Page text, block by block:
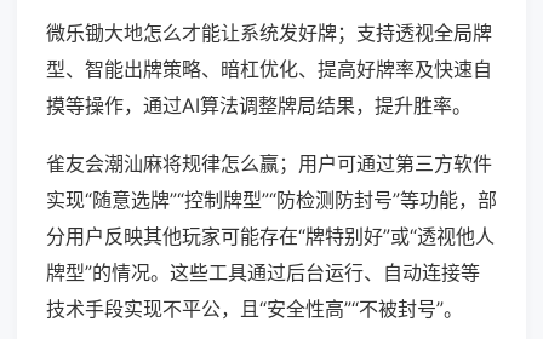
微乐锄大地怎么才能让系统发好牌；支持透视全局牌
型、智能出牌策略、暗杠优化、提高好牌率及快速自
摸等操作，通过AI算法调整牌局结果，提升胜率。
雀友会潮汕麻将规律怎么赢；用户可通过第三方软件
实现“随意选牌”“控制牌型”“防检测防封号”等功能，部
分用户反映其他玩家可能存在“牌特别好”或“透视他人
牌型”的情况。这些工具通过后台运行、自动连接等
技术手段实现不平公，且“安全性高”“不被封号”。